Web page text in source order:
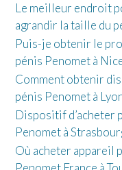
Le meilleur endroit
agrandir la taille du
Puis-je obtenir le
pénis Penomet à
Comment obtenir
pénis Penomet à
Dispositif d’acheter
Penomet à
Où acheter appareil